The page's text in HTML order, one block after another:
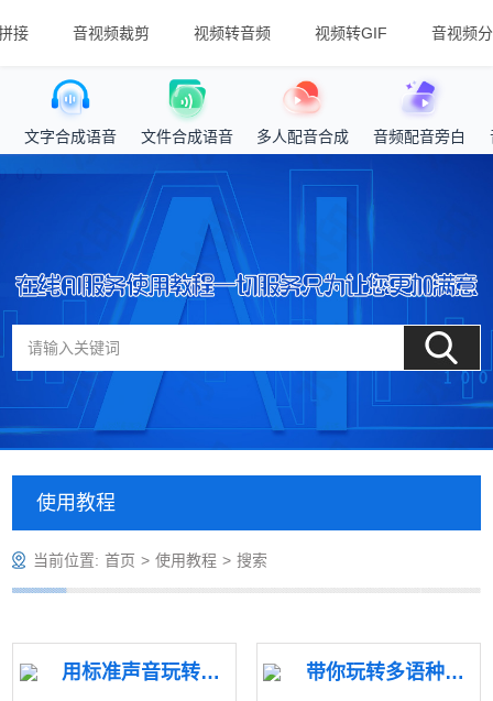
接 音视频裁剪 视频转音频 视频转GIF 音视频
文字合成语音 文件合成语音 多人配音合成 音频配音旁白
使用教程
当前位置: 首页 > 使用教程 > 搜索
用标准声音玩转语音合成
带你玩转多语种转化